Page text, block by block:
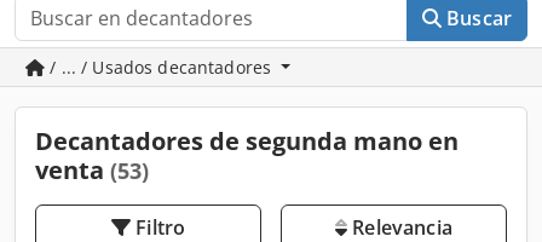
Buscar
/ ... / Usados decantadores
Decantadores de segunda mano en
venta (53)
Filtro Relevancia